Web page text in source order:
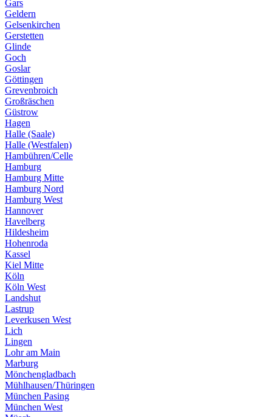
Gars
Geldern
Gelsenkirchen
Gerstetten
Glinde
Goch
Goslar
Göttingen
Grevenbroich
Großräschen
Güstrow
Hagen
Halle (Saale)
Halle (Westfalen)
Hambühren/Celle
Hamburg
Hamburg Mitte
Hamburg Nord
Hamburg West
Hannover
Havelberg
Hildesheim
Hohenroda
Kassel
Kiel Mitte
Köln
Köln West
Landshut
Lastrup
Leverkusen West
Lich
Lingen
Lohr am Main
Marburg
Mönchengladbach
Mühlhausen/Thüringen
München Pasing
München West